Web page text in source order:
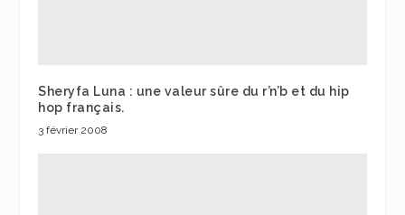
Sheryfa Luna : une valeur sûre du r’n’b et du hip
hop français.
3 février 2008